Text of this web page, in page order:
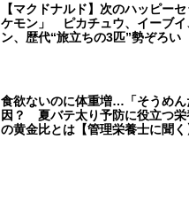
【マクドナルド】次のハッピー
ケモン」 ピカチュウ、イーブイ
ン、歴代“旅立ちの3匹”勢ぞろい
食欲ないのに体重増…「そうめん
因？ 夏バテ太り予防に役立つ栄
の黄金比とは【管理栄養士に聞く